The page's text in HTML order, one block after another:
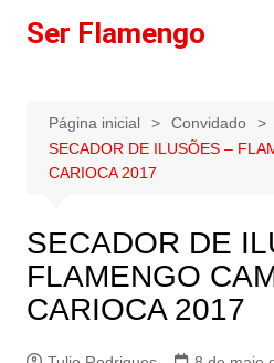
paraSer Flamengo
Página inicial
Convidado
SECADOR DE ILUSÕES –
CARIOCA 2017
SECADOR DE
FLAMENGO
CARIOCA 2017